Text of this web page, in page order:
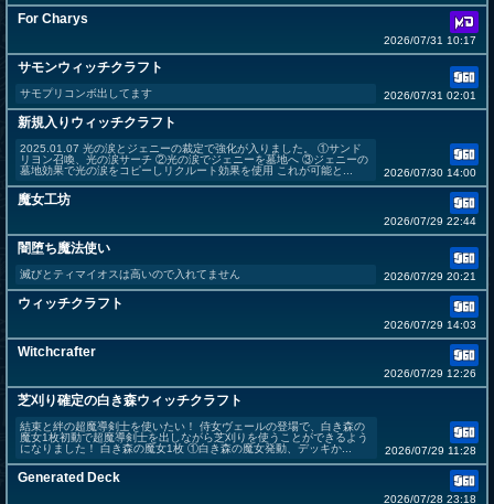
For Charys
2026/07/31 10:17
サモンウィッチクラフト
サモプリコンボ出してます 2026/07/31 02:01
新規入りウィッチクラフト
2025.01.07 光の涙とジェニーの裁定で強化が入りました。 ①サンド
リヨン召喚、光の涙サーチ ②光の涙でジェニーを墓地へ ③ジェニーの
墓地効果で光の涙をコピーしリクルート効果を使用 これが可能と...
2026/07/30 14:00
魔女工坊
2026/07/29 22:44
闇堕ち魔法使い
滅びとティマイオスは高いので入れてません 2026/07/29 20:21
ウィッチクラフト
2026/07/29 14:03
Witchcrafter
2026/07/29 12:26
芝刈り確定の白き森ウィッチクラフト
結束と絆の超魔導剣士を使いたい！ 侍女ヴェールの登場で、白き森の
魔女1枚初動で超魔導剣士を出しながら芝刈りを使うことができるよう
になりました！ 白き森の魔女1枚 ①白き森の魔女発動、デッキか...
2026/07/29 11:28
Generated Deck
2026/07/28 23:18